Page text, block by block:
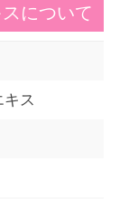
について
ス